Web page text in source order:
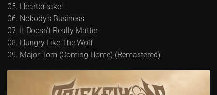
05. Heartbreaker
06. Nobody's Business
07. It Doesn't Really Matter
08. Hungry Like The Wolf
09. Major Tom (Coming Home) (Remastered)